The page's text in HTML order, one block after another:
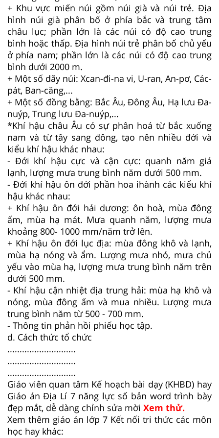
+ Khu vực miến núi gồm núi già và núi trẻ. Địa
hình núi già phân bố ở phía bắc và trung tâm
châu lục; phần lớn là các núi có độ cao trung
bình hoặc thấp. Địa hình núi trẻ phân bố chủ yếu
ở phía nam; phần lớn là các núi có độ cao trung
bình dưới 2000 m.
+ Một số dãy núi: Xcan-đi-na vi, U-ran, An-pơ, Các-
pát, Ban-căng,...
+ Một số đồng bằng: Bắc Âu, Đông Âu, Hạ lưu Đa-
nuýp, Trung lưu Đa-nuýp,...
*Khí hậu châu Âu có sự phân hoá từ bắc xuống
nam và từ tây sang đông, tạo nên nhiều đới và
kiểu khí hậu khác nhau:
- Đới khí hậu cực và cận cực: quanh năm giá
lạnh, lượng mưa trung bình năm dưới 500 mm.
- Đới khí hậu ôn đới phần hoa ihành các kiểu khí
hậu khác nhau:
+ Khí hậu ôn đới hải dương: ôn hoà, mùa đông
ấm, mùa hạ mát. Mưa quanh năm, lượng mưa
khoảng 800- 1000 mm/năm trở lên.
+ Khí hậu ôn đới lục địa: mùa đông khô và lạnh,
mùa hạ nóng và ẩm. Lượng mưa nhỏ, mưa chủ
yếu vào mùa hạ, lượng mưa trung bình năm trên
dưới 500 mm.
- Khí hậu cận nhiệt địa trung hải: mùa hạ khô và
nóng, mùa đông ấm và mua nhiều. Lượng mưa
trung bình năm từ 500 - 700 mm.
- Thông tin phản hồi phiếu học tập.
d. Cách thức tổ chức
............................
............................
............................
Giáo viên quan tâm Kế hoạch bài dạy (KHBD) hay
Giáo án Địa Lí 7 năng lực số bản word trình bày
đẹp mắt, dễ dàng chỉnh sửa mời Xem thử.
Xem thêm giáo án lớp 7 Kết nối tri thức các môn
học hay khác: